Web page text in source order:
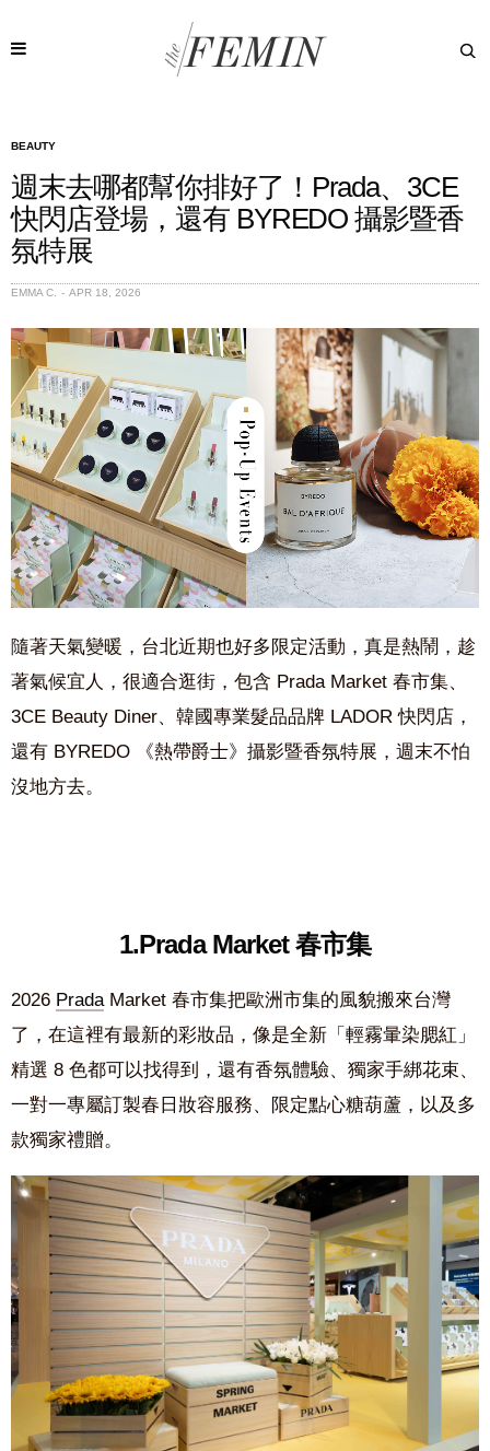
BEAUTY
週末去哪都幫你排好了！Prada、3CE
快閃店登場，還有 BYREDO 攝影暨香
氛特展
EMMA C. APR 18, 2026
隨著天氣變暖，台北近期也好多限定活動，真是熱鬧，趁
著氣候宜人，很適合逛街，包含 Prada Market 春市集、
3CE Beauty Diner、韓國專業髮品品牌 LADOR 快閃店，
還有 BYREDO 《熱帶爵士》攝影暨香氛特展，週末不怕
沒地方去。
1.Prada Market 春市集
2026 PradaMarket 春市集把歐洲市集的風貌搬來台灣
了，在這裡有最新的彩妝品，像是全新「輕霧暈染腮紅」
精選 8 色都可以找得到，還有香氛體驗、獨家手綁花束、
一對一專屬訂製春日妝容服務、限定點心糖葫蘆，以及多
款獨家禮贈。